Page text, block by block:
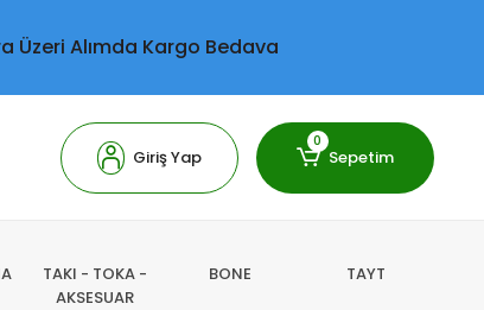
Üzeri Alımda Kargo Bedava
Giriş Yap
0
Sepetim
TAKI - TOKA -
AKSESUAR
BONE TAYT